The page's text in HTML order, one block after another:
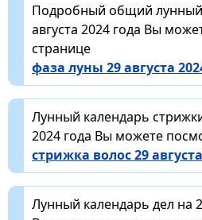
Подробный общий лунный
августа 2024 года Вы
странице
фаза луны 29 августа
Лунный календарь
2024 года Вы можете
стрижка волос 29
Лунный календарь дел на